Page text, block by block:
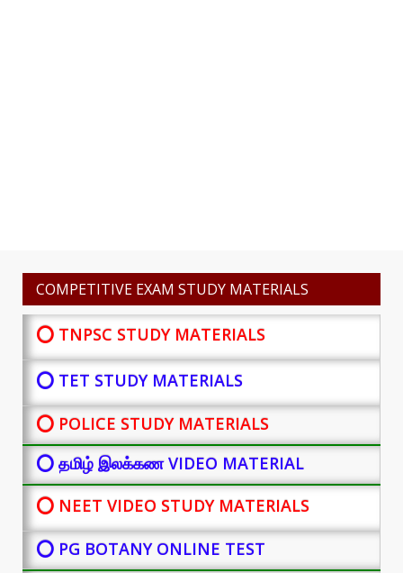
COMPETITIVE EXAM STUDY MATERIALS
⭕ TNPSC STUDY MATERIALS
⭕ TET STUDY MATERIALS
⭕ POLICE STUDY MATERIALS
⭕ தமிழ் இலக்கண VIDEO MATERIAL
⭕ NEET VIDEO STUDY MATERIALS
⭕ PG BOTANYONLINE TEST